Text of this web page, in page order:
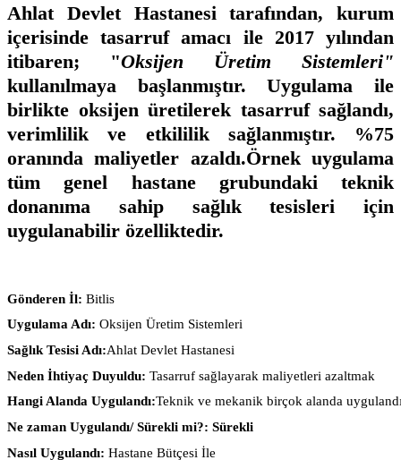
Ahlat Devlet Hastanesi tarafından, kurum
içerisinde tasarruf amacı ile 2017 yılından
itibaren; "Oksijen Üretim Sistemleri"
kullanılmaya başlanmıştır. Uygulama ile
birlikte oksijen üretilerek tasarruf sağlandı,
verimlilik ve etkililik sağlanmıştır. %75
oranında maliyetler azaldı.Örnek uygulama
tüm genel hastane grubundaki teknik
donanıma sahip sağlık tesisleri için
uygulanabilir özelliktedir.
Gönderen İl: Bitlis
Uygulama Adı: Oksijen Üretim Sistemleri
Sağlık Tesisi Adı:Ahlat Devlet Hastanesi
Neden İhtiyaç Duyuldu: Tasarruf sağlayarak maliyetleri azaltmak
Hangi Alanda Uygulandı:Teknik ve mekanik birçok alanda
Ne zaman Uygulandı/ Sürekli mi?: Sürekli
Nasıl Uygulandı: Hastane Bütçesi İle